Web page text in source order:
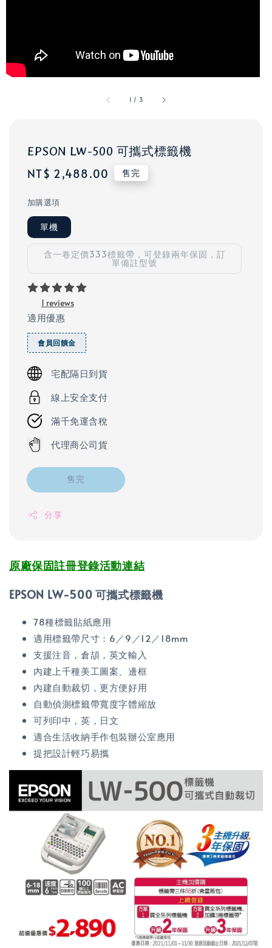
1 / 3
EPSON LW-500 可攜式標籤機
Regular
NT$ 2,488.00 售完
加購選項
單機
含一卷定價333標籤帶，可登錄兩年保固，訂
單備註型號
1 reviews
適用優惠
會員回饋金
宅配隔日到貨
線上安全支付
滿千免運含稅
代理商公司貨
售完
分享
原廠保固註冊登錄活動連結
EPSON LW-500 可攜式標籤機
78種標籤貼紙應用
適用標籤帶尺寸：6／9／12／18mm
支援注音，倉頡，英文輸入
內建上千種美工圖案、邊框
內建自動裁切，更方便好用
自動偵測標籤帶寬度字體縮放
可列印中，英，日文
適合生活收納手作包裝辦公室應用
提把設計輕巧易攜